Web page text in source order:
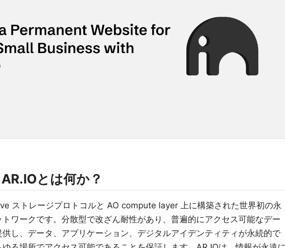
とは何か？
ストレージプロトコルと AO compute layer 上に構築された世界初の永
ワークです。分散型で改ざん耐性があり、普遍的にアクセス可能なデー
供し、データ、アプリケーション、デジタルアイデンティティが永続的で